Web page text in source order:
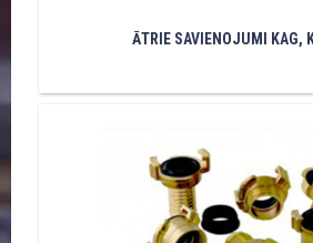
ĀTRIE SAVIENOJUMI KAG,